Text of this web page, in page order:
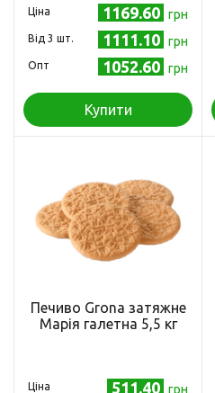
Ціна 1169.60 грн
Від 3 шт. 1111.10 грн
Опт 1052.60 грн
Купити
Печиво Grona затяжне
Марія галетна 5,5 кг
Ціна 511.40 грн